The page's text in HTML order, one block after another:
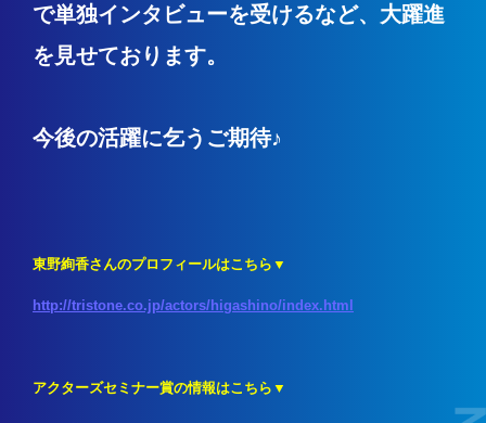
で単独インタビューを受けるなど、大躍進
を見せております。
今後の活躍に乞うご期待♪
東野絢香さんのプロフィールはこちら▼
http://tristone.co.jp/actors/higashino/index.html
アクターズセミナー賞の情報はこちら▼